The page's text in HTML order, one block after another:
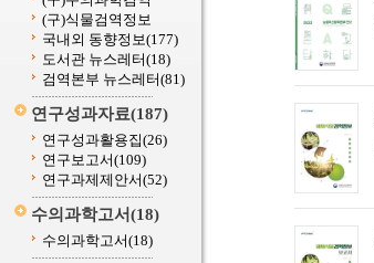
(구)식물검역정보
국내외 동향정보(177)
도서관 뉴스레터(18)
검역본부 뉴스레터(81)
연구성과자료(187)
연구성과활용집(26)
연구보고서(109)
연구과제제안서(52)
수의과학고서(18)
수의과학고서(18)